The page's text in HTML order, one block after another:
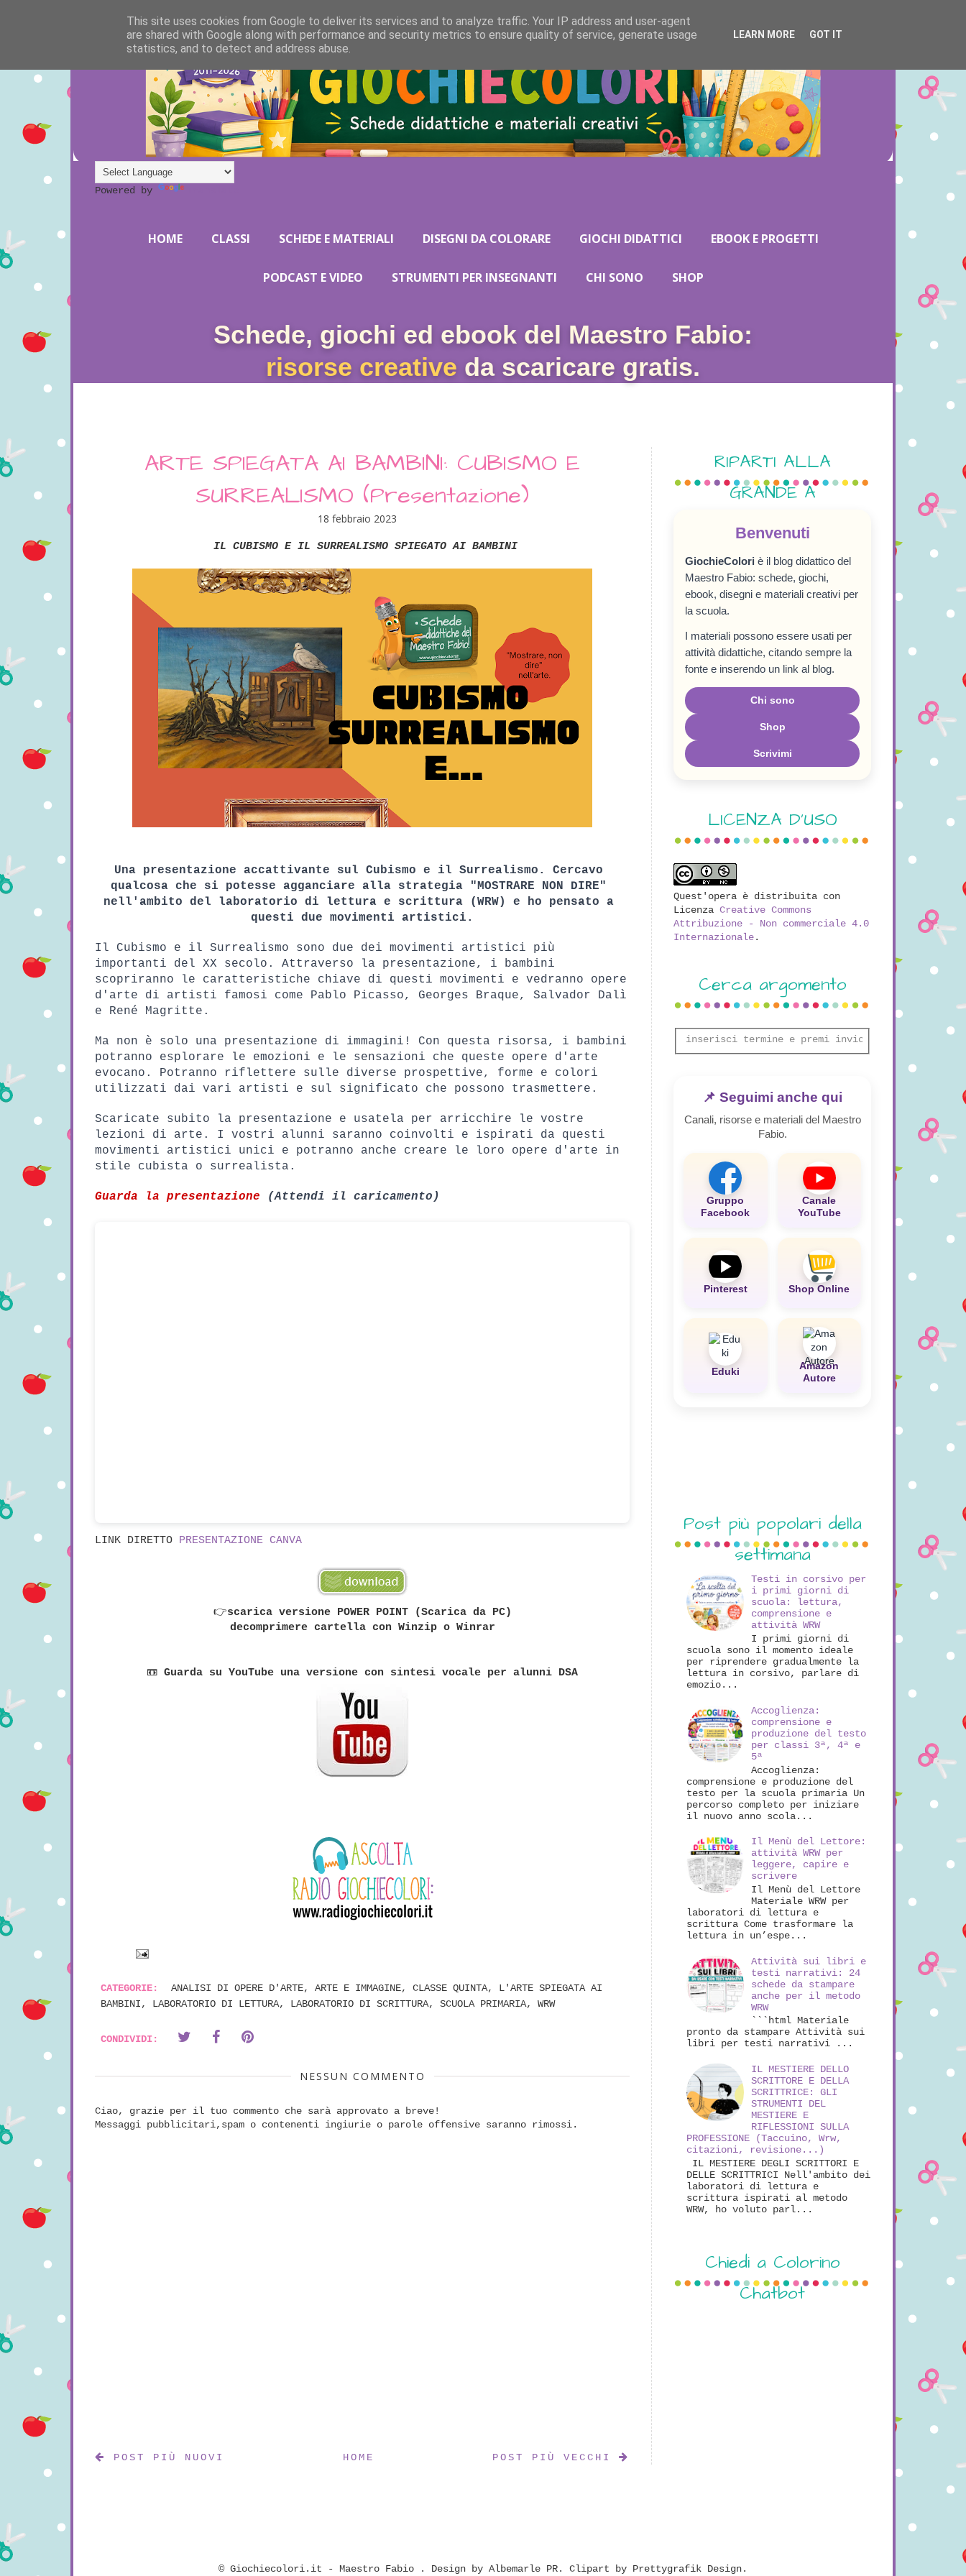
Powered by
HOME CLASSI SCHEDE E MATERIALI DISEGNI DA COLORARE GIOCHI DIDATTICI EBOOK E PROGETTI
PODCAST E VIDEO STRUMENTI PER INSEGNANTI CHI SONO SHOP
Schede, giochi ed ebook del Maestro Fabio:
risorse creative da scaricare gratis.
ARTE SPIEGATA AI BAMBINI: CUBISMO E
SURREALISMO (Presentazione)
18 febbraio 2023
IL CUBISMO E IL SURREALISMO SPIEGATO AI BAMBINI
Una presentazione accattivante sul Cubismo e il Surrealismo. Cercavo
qualcosa che si potesse agganciare alla strategia "MOSTRARE NON DIRE"
nell'ambito del laboratorio di lettura e scrittura (WRW) e ho pensato a
questi due movimenti artistici.
Il Cubismo e il Surrealismo sono due dei movimenti artistici più
importanti del XX secolo. Attraverso la presentazione, i bambini
scopriranno le caratteristiche chiave di questi movimenti e vedranno opere
d'arte di artisti famosi come Pablo Picasso, Georges Braque, Salvador Dalì
e René Magritte.
Ma non è solo una presentazione di immagini! Con questa risorsa, i bambini
potranno esplorare le emozioni e le sensazioni che queste opere d'arte
evocano. Potranno riflettere sulle diverse prospettive, forme e colori
utilizzati dai vari artisti e sul significato che possono trasmettere.
Scaricate subito la presentazione e usatela per arricchire le vostre
lezioni di arte. I vostri alunni saranno coinvolti e ispirati da questi
movimenti artistici unici e potranno anche creare le loro opere d'arte in
stile cubista o surrealista.
Guarda la presentazione (Attendi il caricamento)
LINK DIRETTO PRESENTAZIONE CANVA
👉scarica versione POWER POINT (Scarica da PC)
decomprimere cartella con Winzip o Winrar
📼 Guarda su YouTube una versione con sintesi vocale per alunni DSA
CATEGORIE: ANALISI DI OPERE D'ARTE, ARTE E IMMAGINE, CLASSE QUINTA, L'ARTE SPIEGATA AI
BAMBINI, LABORATORIO DI LETTURA, LABORATORIO DI SCRITTURA, SCUOLA PRIMARIA, WRW
CONDIVIDI:
NESSUN COMMENTO
Ciao, grazie per il tuo commento che sarà approvato a breve!
Messaggi pubblicitari,spam o contenenti ingiurie o parole offensive saranno rimossi.
POST PIÙ NUOVI POST PIÙ VECCHI
HOME
RIPARTI ALLA
GRANDE A
SETTEMBRE!
Benvenuti
GiochieColori è il blog didattico del
Maestro Fabio: schede, giochi,
ebook, disegni e materiali creativi per
la scuola.
I materiali possono essere usati per
attività didattiche, citando sempre la
fonte e inserendo un link al blog.
Chi sono
Shop
Scrivimi
LICENZA D'USO
Quest'opera è distribuita con
Licenza Creative Commons
Attribuzione - Non commerciale 4.0
Internazionale.
Cerca argomento
📌 Seguimi anche qui
Canali, risorse e materiali del Maestro
Fabio.
Gruppo
Facebook
Canale
YouTube
Pinterest Shop Online
Eduki
Amazon
Autore
Post più popolari della
settimana
Testi in corsivo per
i primi giorni di
scuola: lettura,
comprensione e
attività WRW
I primi giorni di
scuola sono il momento ideale
per riprendere gradualmente la
lettura in corsivo, parlare di
emozio...
Accoglienza:
comprensione e
produzione del testo
per classi 3ª, 4ª e
5ª
Accoglienza:
comprensione e produzione del
testo per la scuola primaria Un
percorso completo per iniziare
il nuovo anno scola...
Il Menù del Lettore:
attività WRW per
leggere, capire e
scrivere
Il Menù del Lettore
Materiale WRW per
laboratori di lettura e
scrittura Come trasformare la
lettura in un’espe...
Attività sui libri e
testi narrativi: 24
schede da stampare
anche per il metodo
WRW
```html Materiale
pronto da stampare Attività sui
libri per testi narrativi ...
IL MESTIERE DELLO
SCRITTORE E DELLA
SCRITTRICE: GLI
STRUMENTI DEL
MESTIERE E
RIFLESSIONI SULLA
PROFESSIONE (Taccuino, Wrw,
citazioni, revisione...)
IL MESTIERE DEGLI SCRITTORI E
DELLE SCRITTRICI Nell'ambito dei
laboratori di lettura e
scrittura ispirati al metodo
WRW, ho voluto parl...
Chiedi a Colorino
Chatbot
© Giochiecolori.it - Maestro Fabio . Design by Albemarle PR. Clipart by Prettygrafik Design.
This site uses cookies from Google to deliver its services and to analyze traffic. Your IP address and user-agent
are shared with Google along with performance and security metrics to ensure quality of service, generate usage
statistics, and to detect and address abuse.
LEARN MORE GOT IT